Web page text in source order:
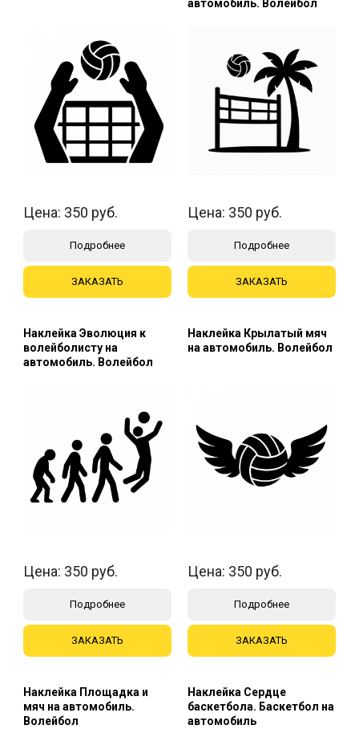
Цена: 350 руб.
Подробнее
ЗАКАЗАТЬ
автомобиль. Волейбол
Цена: 350 руб.
Подробнее
ЗАКАЗАТЬ
Наклейка Эволюция к
волейболисту на
автомобиль. Волейбол
Цена: 350 руб.
Подробнее
ЗАКАЗАТЬ
Наклейка Крылатый мяч
на автомобиль. Волейбол
Цена: 350 руб.
Подробнее
ЗАКАЗАТЬ
Наклейка Площадка и
мяч на автомобиль.
Волейбол
Наклейка Сердце
баскетбола. Баскетбол на
автомобиль